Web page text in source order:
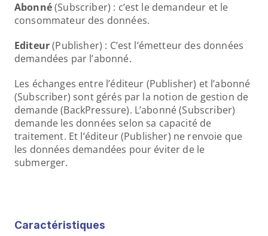
Abonné (Subscriber) : c’est le demandeur et le
consommateur des données.
Editeur (Publisher) : C’est l’émetteur des données
demandées par l’abonné.
Les échanges entre l’éditeur (Publisher) et l’abonné
(Subscriber) sont gérés par la notion de gestion de
demande (BackPressure). L’abonné (Subscriber)
demande les données selon sa capacité de
traitement. Et l’éditeur (Publisher) ne renvoie que
les données demandées pour éviter de le
submerger.
Caractéristiques